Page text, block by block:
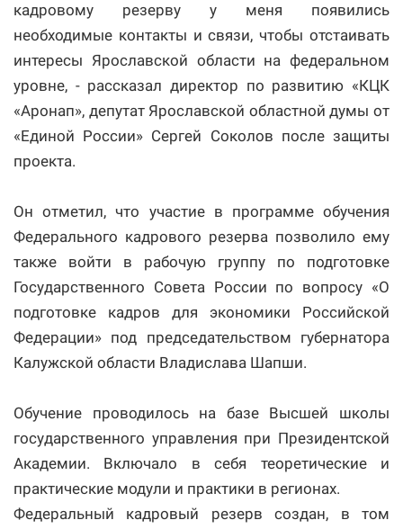
кадровому резерву у меня появились
необходимые контакты и связи, чтобы отстаивать
интересы Ярославской области на федеральном
уровне, - рассказал директор по развитию «КЦК
«Аронап», депутат Ярославской областной думы от
«Единой России» Сергей Соколов после защиты
проекта.
Он отметил, что участие в программе обучения
Федерального кадрового резерва позволило ему
также войти в рабочую группу по подготовке
Государственного Совета России по вопросу «О
подготовке кадров для экономики Российской
Федерации» под председательством губернатора
Калужской области Владислава Шапши.
Обучение проводилось на базе Высшей школы
государственного управления при Президентской
Академии. Включало в себя теоретические и
практические модули и практики в регионах.
Федеральный кадровый резерв создан, в том